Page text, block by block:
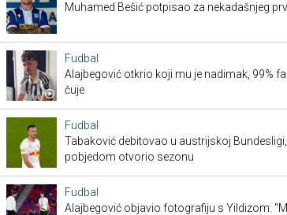
Muhamed Bešić potpisao za nekadašnjeg
Fudbal
Alajbegović otkrio koji mu je nadimak, 99%
čuje
Fudbal
Tabaković debitovao u austrijskoj
pobjedom otvorio sezonu
Fudbal
Alajbegović objavio fotografiju s Yildizom: